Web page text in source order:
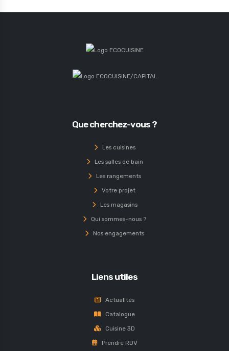
Que cherchez-vous ?
Les cuisines
Les salles de bain
Les rangements
Votre projet
Les magasins
Qui sommes-nous ?
Nos engagements
Liens utiles
Actualités
Catalogue
Cuisine 3D
Prendre RDV